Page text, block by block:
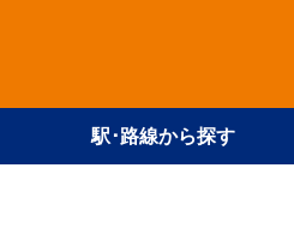
駅･路線から探す